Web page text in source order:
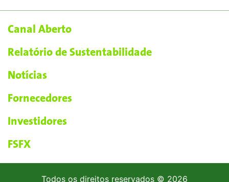
Canal Aberto
Relatório de Sustentabilidade
Notícias
Fornecedores
Investidores
FSFX
Todos os direitos reservados © 2026